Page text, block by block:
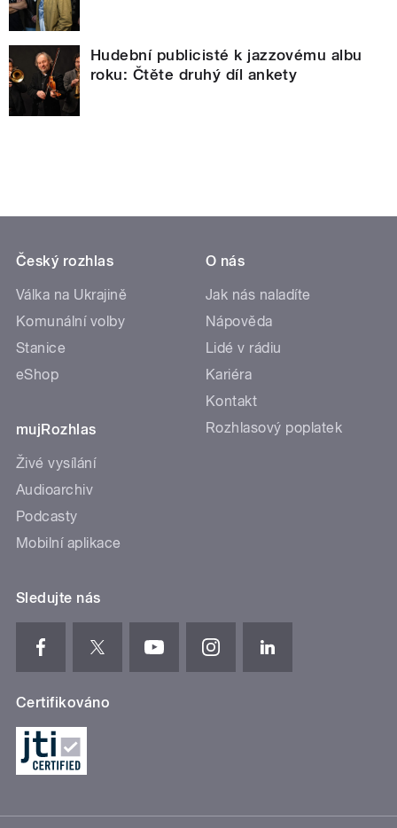
Hudební publicisté k jazzovému albu
roku: Čtěte druhý díl ankety
Český rozhlas
Válka na Ukrajině
Komunální volby
Stanice
eShop
mujRozhlas
Živé vysílání
Audioarchiv
Podcasty
Mobilní aplikace
O nás
Jak nás naladíte
Nápověda
Lidé v rádiu
Kariéra
Kontakt
Rozhlasový poplatek
Sledujte nás
Certifikováno